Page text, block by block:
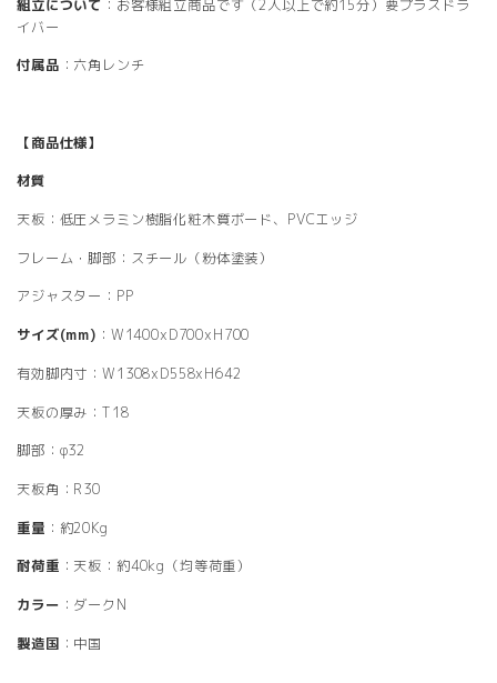
組立について ：お客様組立商品です（2人以上で約15分）要プラスドラ
イバー
付属品 ：六角レンチ
【商品仕様】
材質
天板：低圧メラミン樹脂化粧木質ボード、PVCエッジ
フレーム・脚部：スチール（粉体塗装）
アジャスター：PP
サイズ(mm) ：W1400xD700xH700
有効脚内寸：W1308xD558xH642
天板の厚み：T18
脚部：φ32
天板角：R30
重量 ：約20Kg
耐荷重 ：天板：約40kg（均等荷重）
カラー ：ダークN
製造国 ：中国